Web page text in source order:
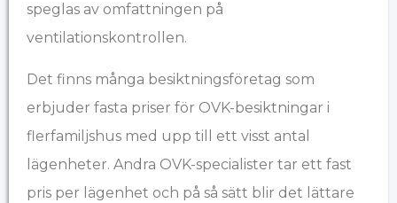
speglas av omfattningen på
ventilationskontrollen.
Det finns många besiktningsföretag som
erbjuder fasta priser för OVK-besiktningar i
flerfamiljshus med upp till ett visst antal
lägenheter. Andra OVK-specialister tar ett fast
pris per lägenhet och på så sätt blir det lättare